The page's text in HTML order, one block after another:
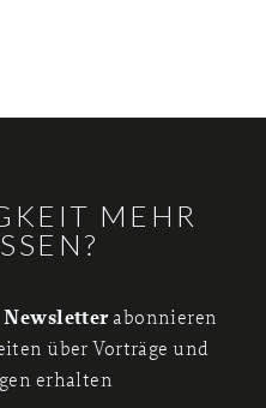
MEHR
Newsletterabonnieren
über Vorträge und
erhalten